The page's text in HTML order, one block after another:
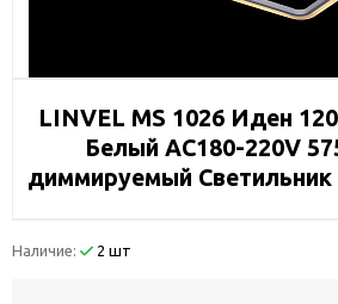
LINVEL MS 1026 Иден
Белый AC180-220V
диммируемый
Наличие: 2 шт